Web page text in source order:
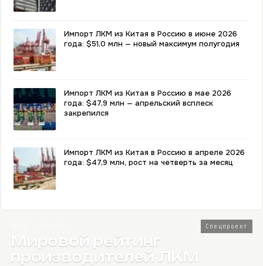
Импорт ЛКМ из Китая в Россию в июне 2026
года: $51,0 млн — новый максимум полугодия
Импорт ЛКМ из Китая в Россию в мае 2026
года: $47,9 млн — апрельский всплеск
закрепился
Импорт ЛКМ из Китая в Россию в апреле 2026
года: $47,9 млн, рост на четверть за месяц
Спецпроект
Мировой рейтинг
производителей ЛКМ